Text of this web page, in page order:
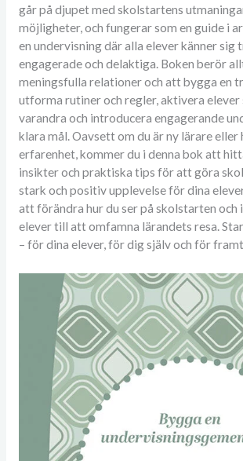
går på djupet med skolstartens
möjligheter, och fungerar som en guide i
en undervisning där alla elever känner sig
engagerade och delaktiga. Boken berör
meningsfulla relationer och att bygga en
utforma rutiner och regler, aktivera
varandra och introducera engagerande
klara mål. Oavsett om du är ny lärare eller
erfarenhet, kommer du i denna bok att
insikter och praktiska tips för att göra
stark och positiv upplevelse för dina
att förändra hur du ser på skolstarten och
elever till att omfamna lärandets resa.
– för dina elever, för dig själv och för